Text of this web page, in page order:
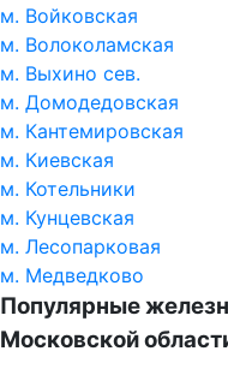
м. Войковская
м. Волоколамская
м. Выхино сев.
м. Домодедовская
м. Кантемировская
м. Киевская
м. Котельники
м. Кунцевская
м. Лесопарковая
м. Медведково
Популярные
Московской